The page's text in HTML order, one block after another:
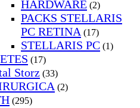
HARDWARE (2)
PACKS STELLARIS
PC RETINA (17)
STELLARIS PC (1)
(17)
Storz (33)
(2)
(295)